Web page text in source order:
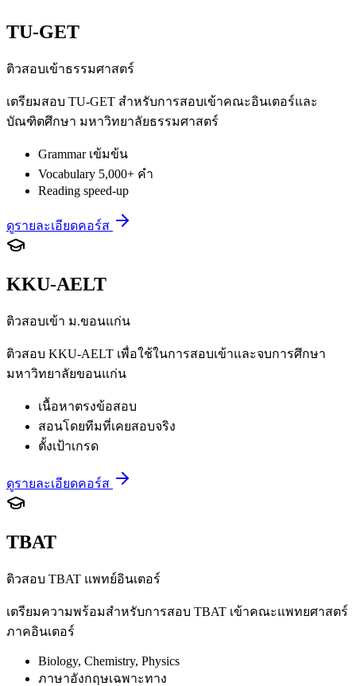
TU-GET
ติวสอบเข้าธรรมศาสตร์
เตรียมสอบ TU-GET สำหรับการสอบเข้าคณะอินเตอร์และ
บัณฑิตศึกษา มหาวิทยาลัยธรรมศาสตร์
Grammar เข้มข้น
Vocabulary 5,000+ คำ
Reading speed-up
ดูรายละเอียดคอร์ส
KKU-AELT
ติวสอบเข้า ม.ขอนแก่น
ติวสอบ KKU-AELT เพื่อใช้ในการสอบเข้าและจบการศึกษา
มหาวิทยาลัยขอนแก่น
เนื้อหาตรงข้อสอบ
สอนโดยทีมที่เคยสอบจริง
ตั้งเป้าเกรด
ดูรายละเอียดคอร์ส
TBAT
ติวสอบ TBAT แพทย์อินเตอร์
เตรียมความพร้อมสำหรับการสอบ TBAT เข้าคณะแพทยศาสตร์
ภาคอินเตอร์
Biology, Chemistry, Physics
ภาษาอังกฤษเฉพาะทาง